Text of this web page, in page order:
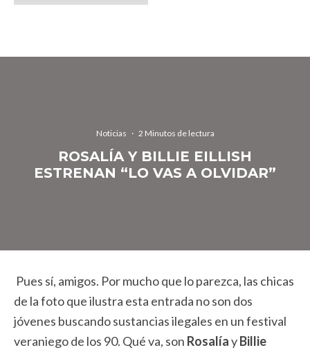
Noticias · 2 Minutos de lectura
ROSALÍA Y BILLIE EILLISH
ESTRENAN “LO VAS A OLVIDAR”
Pues sí, amigos. Por mucho que lo parezca, las chicas
de la foto que ilustra esta entrada no son dos
jóvenes buscando sustancias ilegales en un festival
veraniego de los 90. Qué va, son RosalíayBillie